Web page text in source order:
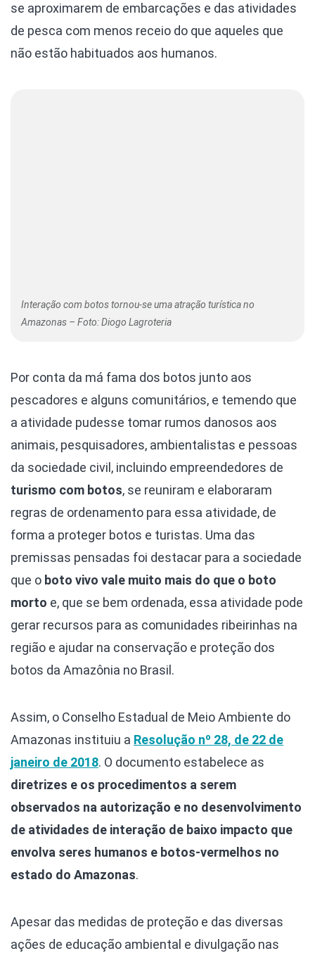
se aproximarem de embarcações e das atividades
de pesca com menos receio do que aqueles que
não estão habituados aos humanos.
Interação com botos tornou-se uma atração turística no
Amazonas – Foto: Diogo Lagroteria
Por conta da má fama dos botos junto aos
pescadores e alguns comunitários, e temendo que
a atividade pudesse tomar rumos danosos aos
animais, pesquisadores, ambientalistas e pessoas
da sociedade civil, incluindo empreendedores de
turismo com botos, se reuniram e elaboraram
regras de ordenamento para essa atividade, de
forma a proteger botos e turistas. Uma das
premissas pensadas foi destacar para a sociedade
que o boto vivo vale muito mais do que o boto
morto e, que se bem ordenada, essa atividade pode
gerar recursos para as comunidades ribeirinhas na
região e ajudar na conservação e proteção dos
botos da Amazônia no Brasil.
Assim, o Conselho Estadual de Meio Ambiente do
Amazonas instituiu a Resolução nº 28, de 22 de
janeiro de 2018. O documento estabelece as
diretrizes e os procedimentos a serem
observados na autorização e no desenvolvimento
de atividades de interação de baixo impacto que
envolva seres humanos e botos-vermelhos no
estado do Amazonas.
Apesar das medidas de proteção e das diversas
ações de educação ambiental e divulgação nas